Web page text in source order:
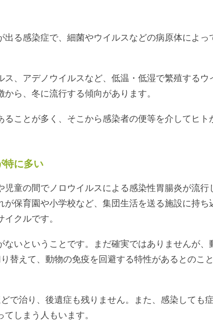
る感染症で、細菌やウイルスなどの病原体によっ
、アデノウイルスなど、低温・低湿で繁殖するウ
ら、冬に流行する傾向があります。
ことが多く、そこから感染者の便等を介してヒト
特に多い
童の間でノロウイルスによる感染性胃腸炎が流行
保育園や小学校など、集団生活を送る施設に持ち
クルです。
いということです。まだ確実ではありませんが、
替えて、動物の免疫を回避する特性があるとのこ
で治り、後遺症も残りません。また、感染しても
しまう人もいます。